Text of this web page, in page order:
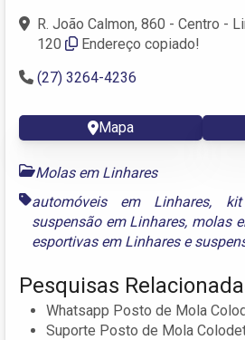
R. João Calmon, 860 - Centro -
120
Endereço copiado!
(27) 3264-4236
Mapa
Molas em Linhares
automóveis em Linhares,
suspensão em Linhares, molas
esportivas em Linharese
Pesquisas
Whatsapp Posto de Mola
Suporte Posto de Mola